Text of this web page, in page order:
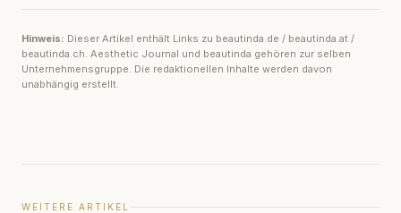
Hinweis: Dieser Artikel enthält Links zu beautinda.de / beautinda.at /
beautinda.ch. Aesthetic Journal und beautinda gehören zur selben
Unternehmensgruppe. Die redaktionellen Inhalte werden davon
unabhängig erstellt.
WEITERE ARTIKEL